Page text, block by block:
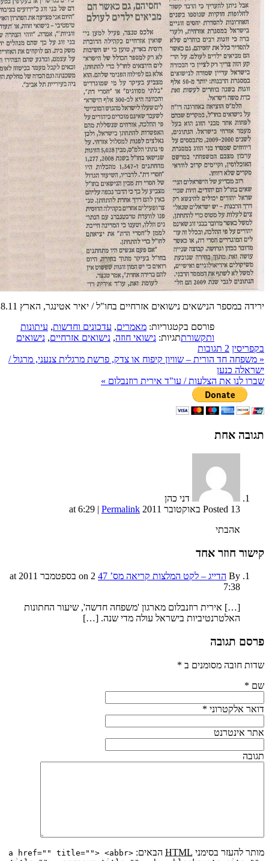
ירידה במספר הנישאים נישואים אזרחיים בחו"ל / יאיר אטינגר, הארץ 30.8.11
פורסם בקטגוריות: מאמרים, עדכונים וחדשות, עיתונות
ותקשורתתגיות: נישואי חוזה, נישואים אזרחיים, נישואים
בקפריסין 2 תגובות
« משפחה חד הורית – שוויון קיפוח או צדק, פרשת מרגלית צנעני, מרגול /
ישראלה כנען
שברו לנו את הצלעות / עו"ד אירית רוזנבלום »
תגובה אחת
דני כהן
Posted 13 באוקטובר 2011 at 6:29
| Permalink
אהבתי
קישור חוזר אחד
By הדייג – לקט המלצות קריאה מס’ 47
on 2 בספטמבר 2011 at
7:38
[…] אירית רוזנבלום מארגון 'משפחה חדשה', שיעור החתונות
האלטרנטיביות בישראל עולה מדי שנה. […]
פרסם תגובה
שדות חובה מסומנים ב *
שם *
דואר אלקטרוני *
אתר אינטרנט
תגובה
מותר להעזר בסימני HTML הבאים:
<a href="" title=""> <abbr